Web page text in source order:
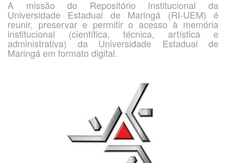
A missão do Repositório Institucional da
Universidade Estadual de Maringá (RI-UEM) é
reunir, preservar e permitir o acesso à memória
institucional (científica, técnica, artística e
administrativa) da Universidade Estadual de
Maringá em formato digital.